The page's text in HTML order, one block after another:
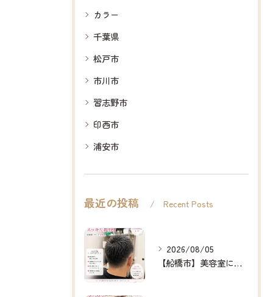
カラー
千葉県
松戸市
市川市
習志野市
印西市
浦安市
最近の投稿 Recent Posts
2026/08/05
【船橋市】美容室に行けない…をなくしたい✂️✨